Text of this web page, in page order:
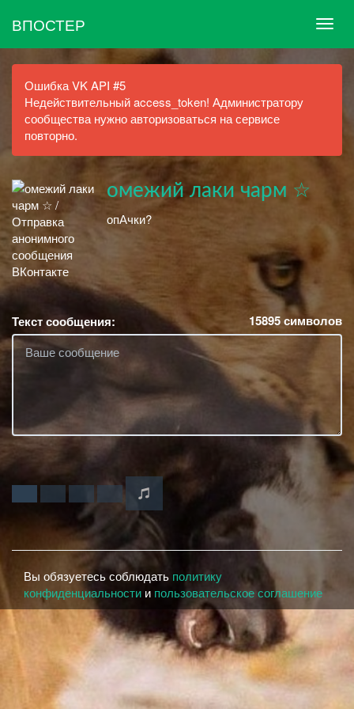
ВПОСТЕР
Ошибка VK API #5
Недействительный access_token! Администратору
сообщества нужно авторизоваться на сервисе
повторно.
омежий лаки чарм ☆
опАчки?
Текст сообщения: 15895символов
Вы обязуетесь соблюдать политику
конфиденциальности и пользовательское соглашение